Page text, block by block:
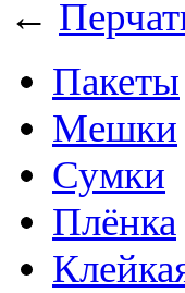
←
Пакеты
Мешки
Сумки
Плёнка